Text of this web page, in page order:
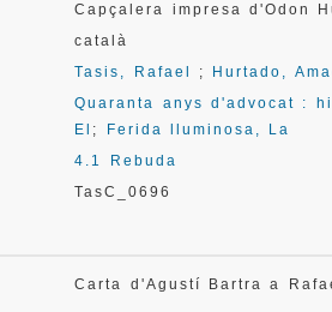
Capçalera impresa d'Odon
català
Tasis, Rafael ; Hurtado,
Quaranta anys d'advocat :
El ; Ferida lluminosa, La
4.1 Rebuda
TasC_0696
Carta d'Agustí Bartra a